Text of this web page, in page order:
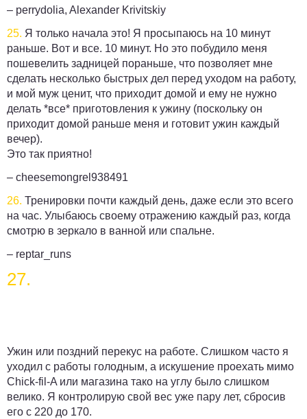
– perrydolia, Alexander Krivitskiy
25. Я только начала это! Я просыпаюсь на 10 минут
раньше. Вот и все. 10 минут. Но это побудило меня
пошевелить задницей пораньше, что позволяет мне
сделать несколько быстрых дел перед уходом на работу,
и мой муж ценит, что приходит домой и ему не нужно
делать *все* приготовления к ужину (поскольку он
приходит домой раньше меня и готовит ужин каждый
вечер).
Это так приятно!
– cheesemongrel938491
26. Тренировки почти каждый день, даже если это всего
на час. Улыбаюсь своему отражению каждый раз, когда
смотрю в зеркало в ванной или спальне.
– reptar_runs
27.
Ужин или поздний перекус на работе. Слишком часто я
уходил с работы голодным, а искушение проехать мимо
Chick-fil-A или магазина тако на углу было слишком
велико. Я контролирую свой вес уже пару лет, сбросив
его с 220 до 170.